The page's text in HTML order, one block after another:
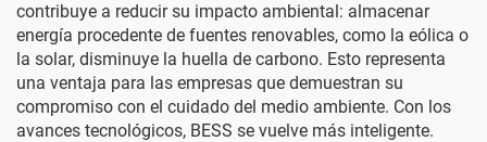
contribuye a reducir su impacto ambiental: almacenar
energía procedente de fuentes renovables, como la eólica o
la solar, disminuye la huella de carbono. Esto representa
una ventaja para las empresas que demuestran su
compromiso con el cuidado del medio ambiente. Con los
avances tecnológicos, BESS se vuelve más inteligente.